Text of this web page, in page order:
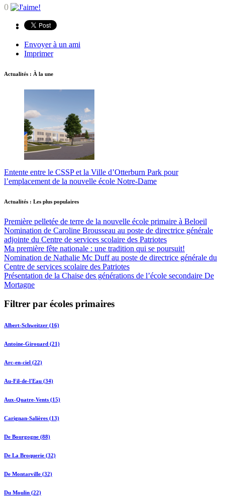
0
Envoyer à un ami
Imprimer
Actualités : À la une
Entente entre le CSSP et la Ville d’Otterburn Park pour
l’emplacement de la nouvelle école Notre-Dame
Actualités : Les plus populaires
Première pelletée de terre de la nouvelle école primaire à Beloeil
Nomination de Caroline Brousseau au poste de directrice générale
adjointe du Centre de services scolaire des Patriotes
Ma première fête nationale : une tradition qui se poursuit!
Nomination de Nathalie Mc Duff au poste de directrice générale du
Centre de services scolaire des Patriotes
Présentation de la Chaise des générations de l’école secondaire De
Mortagne
Filtrer par écoles primaires
Albert-Schweitzer (16)
Antoine-Girouard (21)
Arc-en-ciel (22)
Au-Fil-de-l'Eau (34)
Aux-Quatre-Vents (15)
Carignan-Salières (13)
De Bourgogne (88)
De La Broquerie (32)
De Montarville (32)
Du Moulin (22)